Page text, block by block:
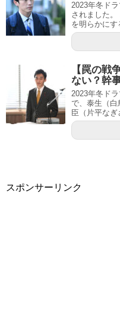
2023年冬ド
されました
を明らかに
【罠の戦
ない？幹
2023年冬ド
で、泰生（白
臣（片平な
スポンサーリンク